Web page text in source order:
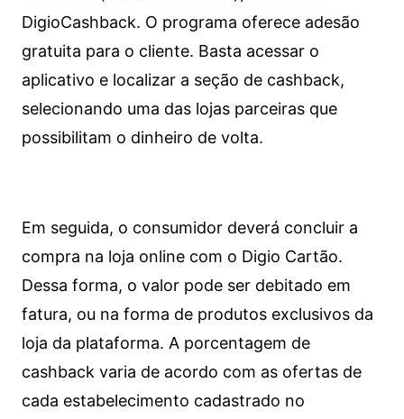
DigioCashback. O programa oferece adesão
gratuita para o cliente. Basta acessar o
aplicativo e localizar a seção de cashback,
selecionando uma das lojas parceiras que
possibilitam o dinheiro de volta.
Em seguida, o consumidor deverá concluir a
compra na loja online com o Digio Cartão.
Dessa forma, o valor pode ser debitado em
fatura, ou na forma de produtos exclusivos da
loja da plataforma. A porcentagem de
cashback varia de acordo com as ofertas de
cada estabelecimento cadastrado no